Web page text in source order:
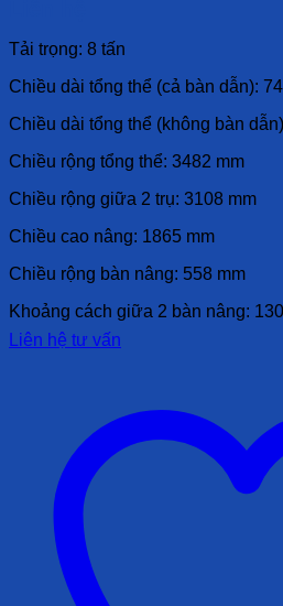
Tải trọng: 8 tấn
Chiều dài tổng thể (cả bàn dẫn):
Chiều dài tổng thể (không bàn
Chiều rộng tổng thể: 3482 mm
Chiều rộng giữa 2 trụ: 3108 mm
Chiều cao nâng: 1865 mm
Chiều rộng bàn nâng: 558 mm
Khoảng cách giữa 2 bàn nâng:
Liên hệ tư vấn